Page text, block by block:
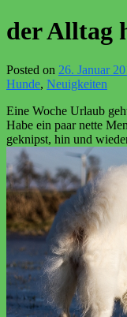
der Alltag
Posted on 26. Januar
Hunde, Neuigkeiten
Eine Woche Urlaub
Habe ein paar nette
geknipst, hin und